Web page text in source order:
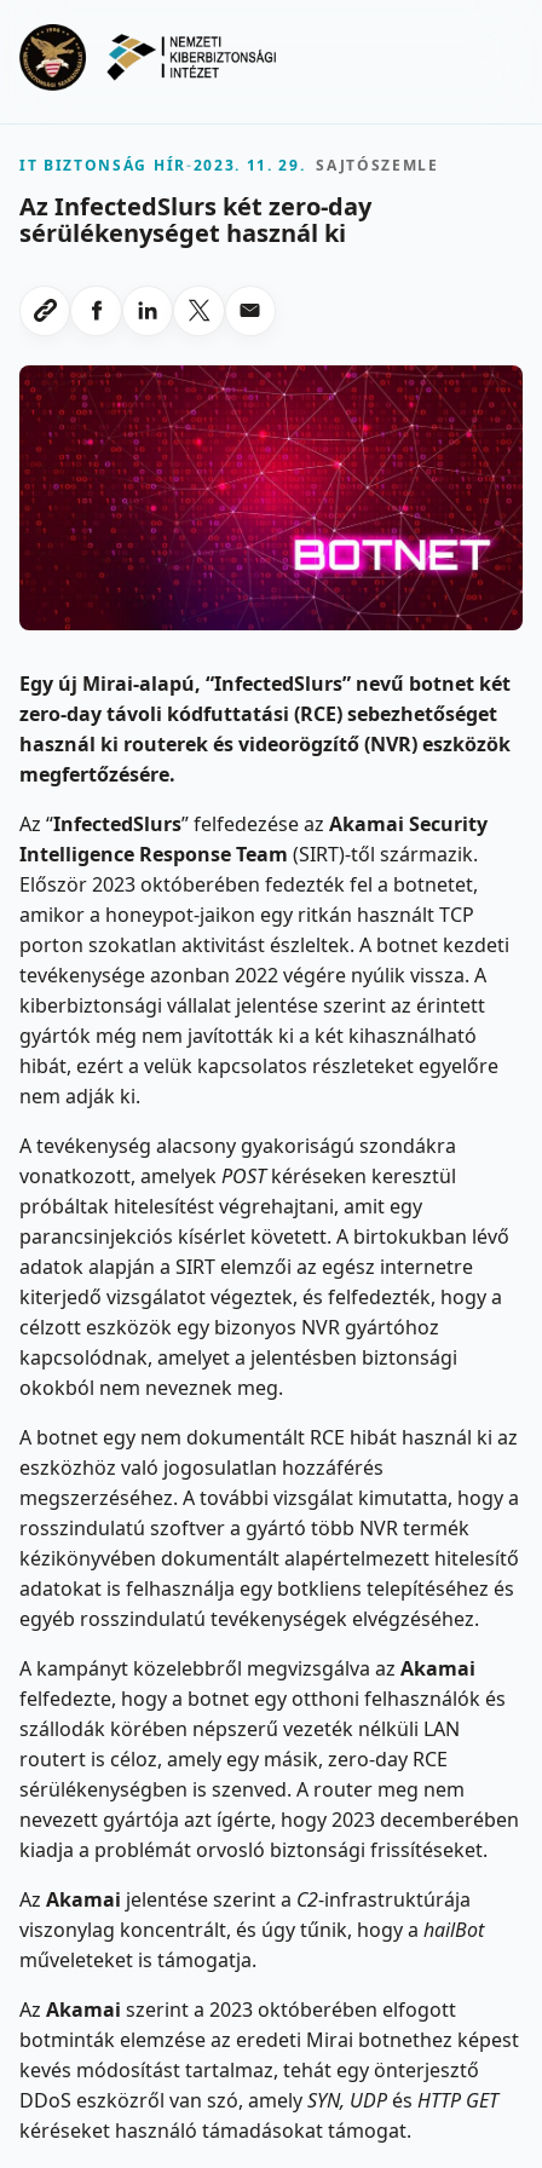
IT BIZTONSÁG HÍR-2023. 11. 29. SAJTÓSZEMLE
Az InfectedSlurs két zero-day
sérülékenységet használ ki
Link masolasa
Megosztas Facebookon
Megosztas LinkedInen
Megosztas X-en
Megosztas emailben
Egy új Mirai-alapú, “InfectedSlurs” nevű botnet két
zero-day távoli kódfuttatási (RCE) sebezhetőséget
használ ki routerek és videorögzítő (NVR) eszközök
megfertőzésére.
Az “InfectedSlurs” felfedezése az Akamai Security
Intelligence Response Team (SIRT)-től származik.
Először 2023 októberében fedezték fel a botnetet,
amikor a honeypot-jaikon egy ritkán használt TCP
porton szokatlan aktivitást észleltek. A botnet kezdeti
tevékenysége azonban 2022 végére nyúlik vissza. A
kiberbiztonsági vállalat jelentése szerint az érintett
gyártók még nem javították ki a két kihasználható
hibát, ezért a velük kapcsolatos részleteket egyelőre
nem adják ki.
A tevékenység alacsony gyakoriságú szondákra
vonatkozott, amelyekPOSTkéréseken keresztül
próbáltak hitelesítést végrehajtani, amit egy
parancsinjekciós kísérlet követett. A birtokukban lévő
adatok alapján a SIRT elemzői az egész internetre
kiterjedő vizsgálatot végeztek, és felfedezték, hogy a
célzott eszközök egy bizonyos NVR gyártóhoz
kapcsolódnak, amelyet a jelentésben biztonsági
okokból nem neveznek meg.
A botnet egy nem dokumentált RCE hibát használ ki az
eszközhöz való jogosulatlan hozzáférés
megszerzéséhez. A további vizsgálat kimutatta, hogy a
rosszindulatú szoftver a gyártó több NVR termék
kézikönyvében dokumentált alapértelmezett hitelesítő
adatokat is felhasználja egy botkliens telepítéséhez és
egyéb rosszindulatú tevékenységek elvégzéséhez.
A kampányt közelebbről megvizsgálva az Akamai
felfedezte, hogy a botnet egy otthoni felhasználók és
szállodák körében népszerű vezeték nélküli LAN
routert is céloz, amely egy másik, zero-day RCE
sérülékenységben is szenved. A router meg nem
nevezett gyártója azt ígérte, hogy 2023 decemberében
kiadja a problémát orvosló biztonsági frissítéseket.
Az Akamai jelentése szerint a C2-infrastruktúrája
viszonylag koncentrált, és úgy tűnik, hogy a hailBot
műveleteket is támogatja.
Az Akamai szerint a 2023 októberében elfogott
botminták elemzése az eredeti Mirai botnethez képest
kevés módosítást tartalmaz, tehát egy önterjesztő
DDoS eszközről van szó, amelySYN, UDP és HTTP GET
kéréseket használó támadásokat támogat.